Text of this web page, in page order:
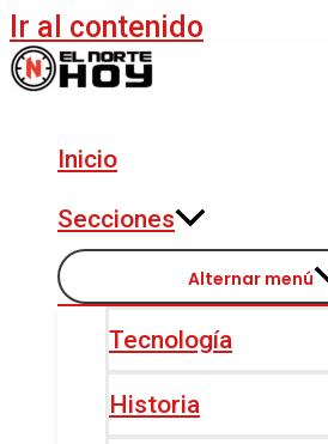
Ir al contenido
Inicio
Secciones
Alternar menú
Tecnología
Historia